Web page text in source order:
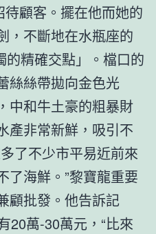
待顧客。擺在他而她的
，不斷地在水瓶座的
精確交點」。檔口的
絲絲帶拋向金色光
中和牛土豪的粗暴財
產非常新鮮，吸引不
了不少市平易近前來
了海鮮。”黎寶龍重要
顧批發。他告訴記
20萬-30萬元，“比來